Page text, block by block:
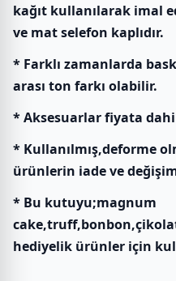
kağıt kullanılarak imal
ve mat selefon kaplıdır.
* Farklı zamanlarda
arası ton farkı olabilir.
* Aksesuarlar fiyata
* Kullanılmış,deforme
ürünlerin iade ve
* Bu kutuyu;magnum
hediyelik ürünler için